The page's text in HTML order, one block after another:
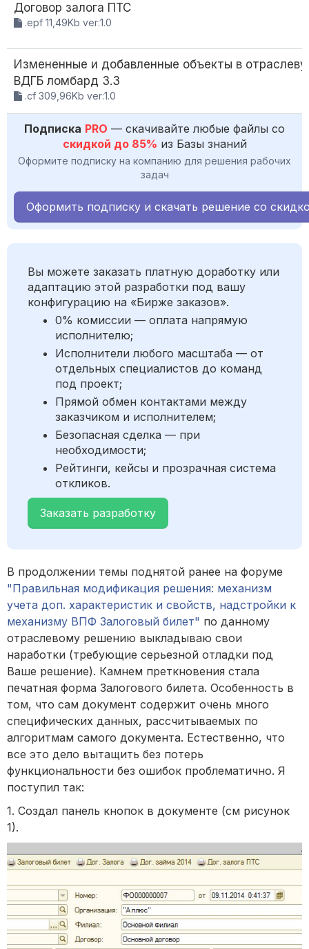
Договор залога ПТС
.epf 11,49Kb ver:1.0
Измененные и добавленные объекты в
ВДГБ ломбард 3.3
.cf 309,96Kb ver:1.0
Подписка PRO — скачивайте любые файлы со
скидкой до 85% из Базы знаний
Оформите подписку на компанию для решения рабочих
задач
Оформить подписку и скачать решение со
Вы можете заказать платную доработку или
адаптацию этой разработки под вашу
конфигурацию на «Бирже заказов».
0% комиссии — оплата напрямую
исполнителю;
Исполнители любого масштаба — от
отдельных специалистов до команд
под проект;
Прямой обмен контактами между
заказчиком и исполнителем;
Безопасная сделка — при
необходимости;
Рейтинги, кейсы и прозрачная система
откликов.
Заказать разработку
В продолжении темы поднятой ранее на форуме
"Правильная модификация решения: механизм
учета доп. характеристик и свойств, надстройки к
механизму ВПФ Залоговый билет" по данному
отраслевому решению выкладываю свои
наработки (требующие серьезной отладки под
Ваше решение). Камнем преткновения стала
печатная форма Залогового билета. Особенность в
том, что сам документ содержит очень много
специфических данных, рассчитываемых по
алгоритмам самого документа. Естественно, что
все это дело вытащить без потерь
функциональности без ошибок проблематично. Я
поступил так:
1. Создал панель кнопок в документе (см рисунок
1).